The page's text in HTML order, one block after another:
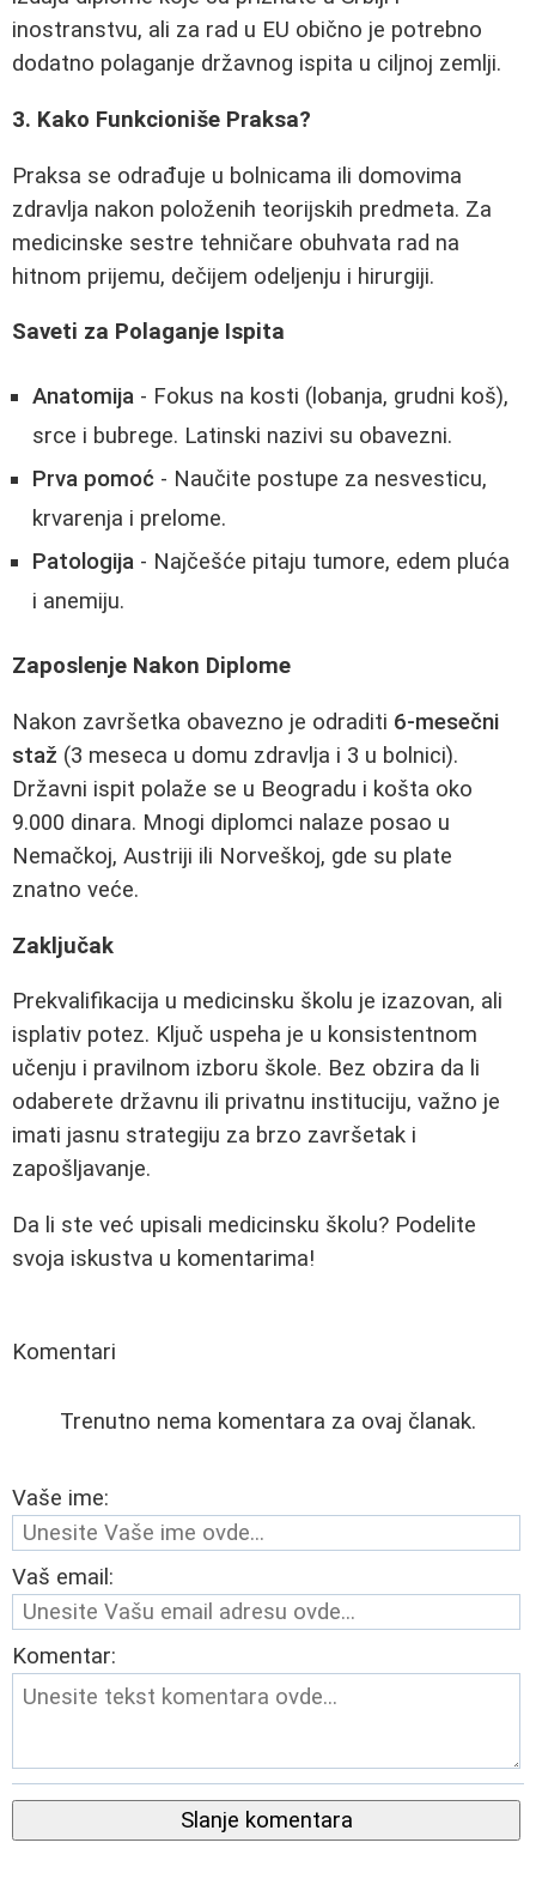
inostranstvu, ali za rad u EU obično je potrebno
dodatno polaganje državnog ispita u ciljnoj zemlji.
3. Kako Funkcioniše Praksa?
Praksa se odrađuje u bolnicama ili domovima
zdravlja nakon položenih teorijskih predmeta. Za
medicinske sestre tehničare obuhvata rad na
hitnom prijemu, dečijem odeljenju i hirurgiji.
Saveti za Polaganje Ispita
Anatomija - Fokus na kosti (lobanja, grudni koš),
srce i bubrege. Latinski nazivi su obavezni.
Prva pomoć - Naučite postupe za nesvesticu,
krvarenja i prelome.
Patologija - Najčešće pitaju tumore, edem pluća
i anemiju.
Zaposlenje Nakon Diplome
Nakon završetka obavezno je odraditi 6-mesečni
staž (3 meseca u domu zdravlja i 3 u bolnici).
Državni ispit polaže se u Beogradu i košta oko
9.000 dinara. Mnogi diplomci nalaze posao u
Nemačkoj, Austriji ili Norveškoj, gde su plate
znatno veće.
Zaključak
Prekvalifikacija u medicinsku školu je izazovan, ali
isplativ potez. Ključ uspeha je u konsistentnom
učenju i pravilnom izboru škole. Bez obzira da li
odaberete državnu ili privatnu instituciju, važno je
imati jasnu strategiju za brzo završetak i
zapošljavanje.
Da li ste već upisali medicinsku školu? Podelite
svoja iskustva u komentarima!
Komentari
Trenutno nema komentara za ovaj članak.
Vaše ime:
Vaš email:
Komentar:
Slanje komentara